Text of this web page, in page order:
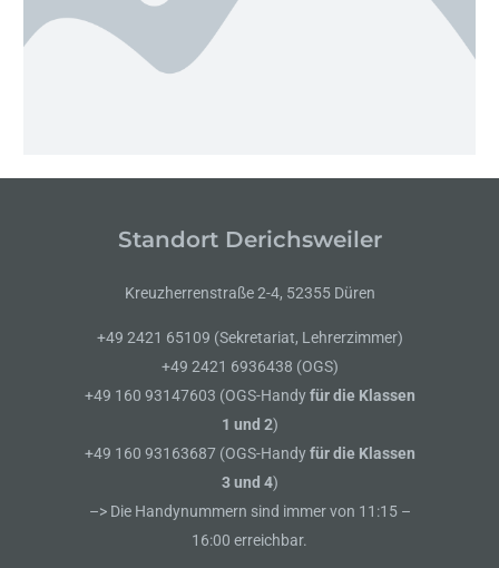
Standort Derichsweiler
Kreuzherrenstraße 2-4, 52355 Düren
+49 2421 65109 (Sekretariat, Lehrerzimmer)
+49 2421 6936438 (OGS)
+49 160 93147603 (OGS-Handyfür die Klassen
1 und 2)
+49 160 93163687 (OGS-Handyfür die Klassen
3 und 4)
–> Die Handynummern sind immer von 11:15 –
16:00 erreichbar.